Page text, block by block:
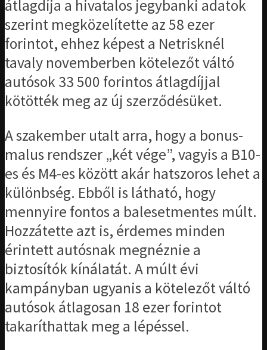
átlagdíja a hivatalos jegybanki adatok
szerint megközelítette az 58 ezer
forintot, ehhez képest a Netrisknél
tavaly novemberben kötelezőt váltó
autósok 33 500 forintos átlagdíjjal
kötötték meg az új szerződésüket.
A szakember utalt arra, hogy a bonus-
malus rendszer „két vége”, vagyis a B10-
es és M4-es között akár hatszoros lehet a
különbség. Ebből is látható, hogy
mennyire fontos a balesetmentes múlt.
Hozzátette azt is, érdemes minden
érintett autósnak megnéznie a
biztosítók kínálatát. A múlt évi
kampányban ugyanis a kötelezőt váltó
autósok átlagosan 18 ezer forintot
takaríthattak meg a lépéssel.